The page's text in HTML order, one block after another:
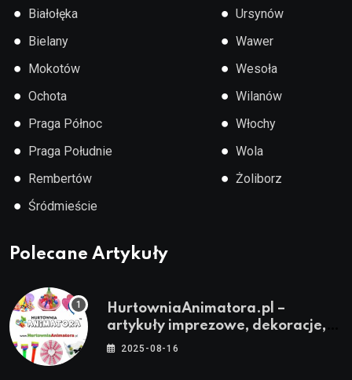
● Białołęka
● Bielany
● Mokotów
● Ochota
● Praga Północ
● Praga Południe
● Rembertów
● Śródmieście
● Ursynów
● Wawer
● Wesoła
● Wilanów
● Włochy
● Wola
● Żoliborz
Polecane Artykuły
HurtowniaAnimatora.pl –
artykuły imprezowe, dekoracje,
stroje i akcesoria dla animatorów
2025-08-16